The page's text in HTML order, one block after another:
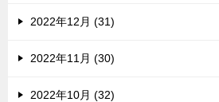
2022年12月 (31)
2022年11月 (30)
2022年10月 (32)